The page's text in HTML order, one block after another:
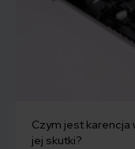
Czym jest karencja
jej skutki?